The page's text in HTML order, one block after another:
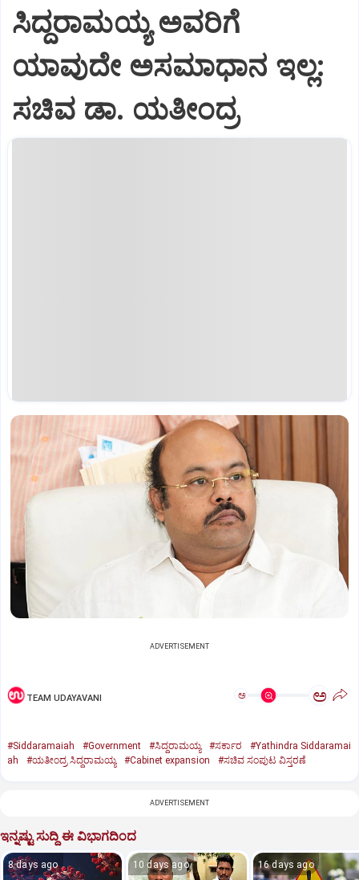
ಸಿದ್ದರಾಮಯ್ಯ ಅವರಿಗೆ
ಯಾವುದೇ ಅಸಮಾಧಾನ ಇಲ್ಲ:
ಸಚಿವ ಡಾ. ಯತೀಂದ್ರ
ADVERTISEMENT
TEAM UDAYAVANI ಅ ಅ
#Siddaramaiah #Government #ಸಿದ್ದರಾಮಯ್ಯ #ಸರ್ಕಾರ
#Yathindra Siddaramai
ah
#ಯತೀಂದ್ರ ಸಿದ್ದರಾಮಯ್ಯ #Cabinet expansion #ಸಚಿವ ಸಂಪುಟ ವಿಸ್ತರಣೆ
ADVERTISEMENT
ಇನ್ನಷ್ಟು ಸುದ್ದಿ ಈ ವಿಭಾಗದಿಂದ
8 days ago 10 days ago 16 days ago